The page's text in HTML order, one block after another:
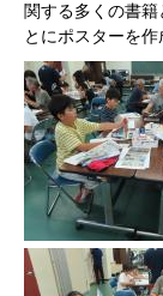
関する多くの書
とにポスターを作